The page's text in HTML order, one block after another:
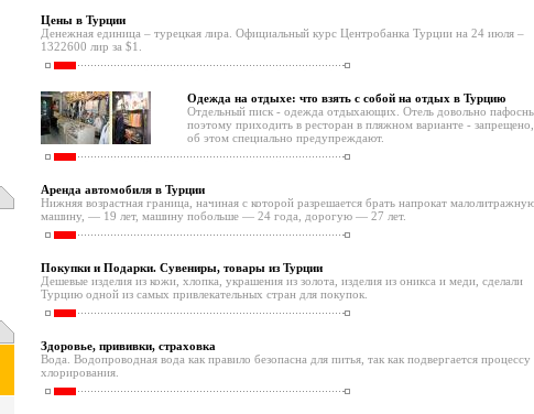
Цены в Турции
Денежная единица – турецкая лира. Официальный курс Центробанка Турции на 24 июля –
1322600 лир за $1.
Одежда на отдыхе: что взять с собой на отдых в Турцию
Отдельный писк - одежда отдыхающих. Отель довольно
поэтому приходить в ресторан в пляжном варианте -
об этом специально предупреждают.
Аренда автомобиля в Турции
Нижняя возрастная граница, начиная с которой разрешается брать напрокат
машину, — 19 лет, машину побольше — 24 года, дорогую — 27 лет.
Покупки и Подарки. Сувениры, товары из Турции
Дешевые изделия из кожи, хлопка, украшения из золота, изделия из оникса и меди, сделали
Турцию одной из самых привлекательных стран для покупок.
Здоровье, прививки, страховка
Вода. Водопроводная вода как правило безопасна для питья, так как подвергается процессу
хлорирования.